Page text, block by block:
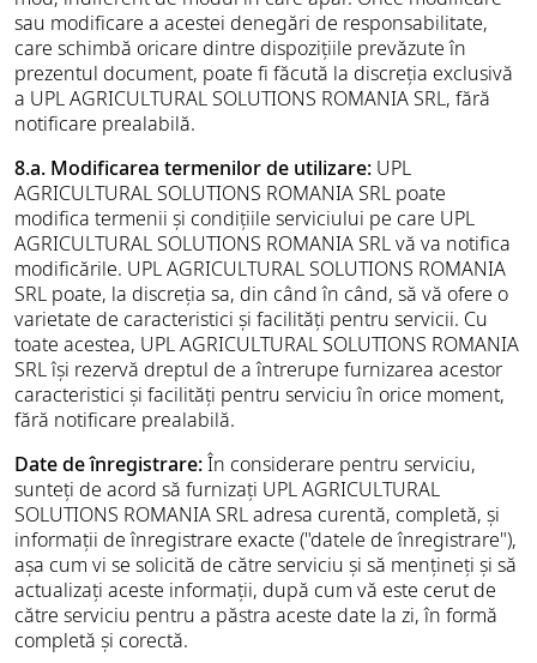
sau modificare a acestei denegări de responsabilitate,
care schimbă oricare dintre dispozițiile prevăzute în
prezentul document, poate fi făcută la discreția exclusivă
a UPL AGRICULTURAL SOLUTIONS ROMANIA SRL, fără
notificare prealabilă.
8.a. Modificarea termenilor de utilizare: UPL
AGRICULTURAL SOLUTIONS ROMANIA SRL poate
modifica termenii și condițiile serviciului pe care UPL
AGRICULTURAL SOLUTIONS ROMANIA SRL vă va notifica
modificările. UPL AGRICULTURAL SOLUTIONS ROMANIA
SRL poate, la discreția sa, din când în când, să vă ofere o
varietate de caracteristici și facilități pentru servicii. Cu
toate acestea, UPL AGRICULTURAL SOLUTIONS ROMANIA
SRL își rezervă dreptul de a întrerupe furnizarea acestor
caracteristici și facilități pentru serviciu în orice moment,
fără notificare prealabilă.
Date de înregistrare:În considerare pentru serviciu,
sunteți de acord să furnizați UPL AGRICULTURAL
SOLUTIONS ROMANIA SRL adresa curentă, completă, și
informații de înregistrare exacte ("datele de înregistrare"),
așa cum vi se solicită de către serviciu și să mențineți și să
actualizați aceste informații, după cum vă este cerut de
către serviciu pentru a păstra aceste date la zi, în formă
completă și corectă.